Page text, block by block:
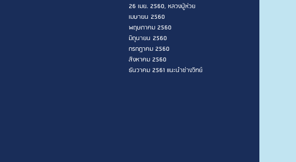
26 เมย. 2560, หลวงปู่ห่วย
เมษายน 2560
พฤษภาคม 2560
มิถุนายน 2560
กรกฎาคม 2560
สิงหาคม 2560
ธันวาคม 2561 แนะนำช่างวิทย์